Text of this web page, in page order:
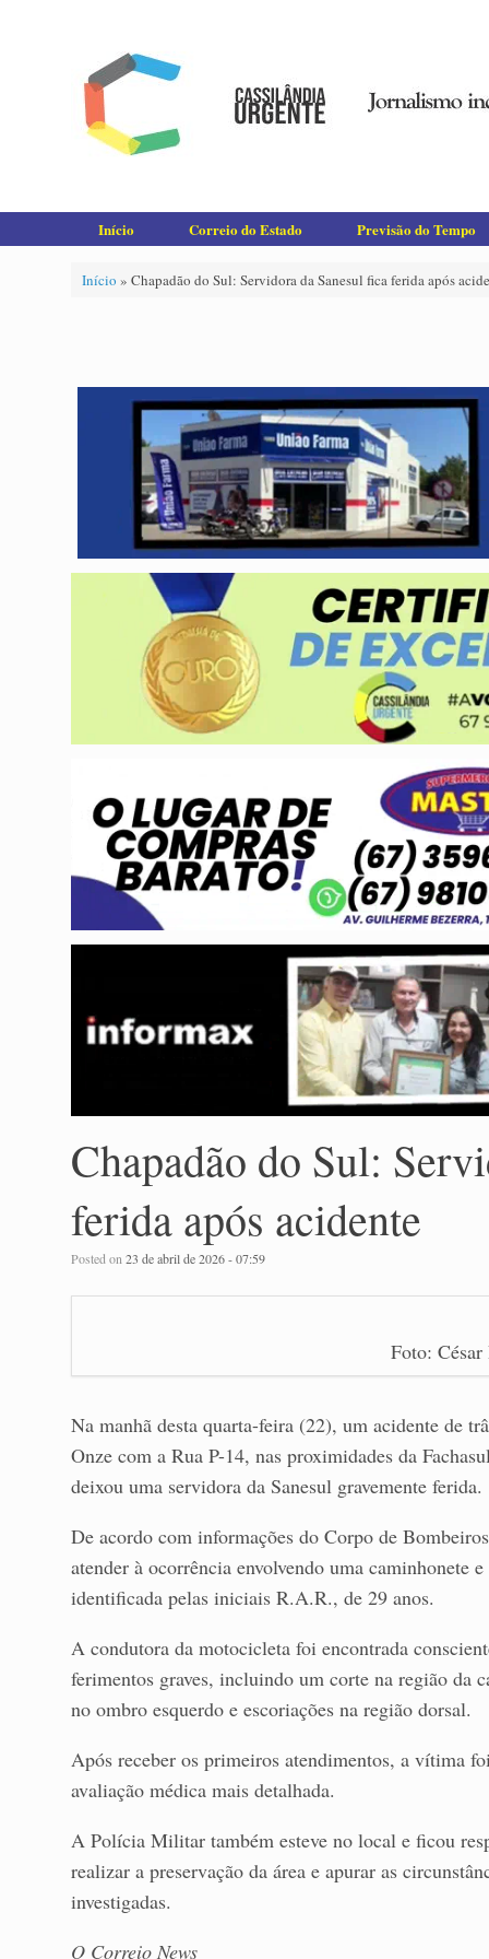
Início Correio do Estado Previsão do Tempo
Início » Chapadão do Sul: Servidora da Sanesul fica ferida após
Chapadão do Sul:
ferida após acidente
Posted on23 de abril de 2026 - 07:59
Foto: César
Na manhã desta quarta-feira (22), um acidente de
Onze com a Rua P-14, nas proximidades da
deixou uma servidora da Sanesul gravemente ferida.
De acordo com informações do Corpo de
atender à ocorrência envolvendo uma caminhonete
identificada pelas iniciais R.A.R., de 29 anos.
A condutora da motocicleta foi encontrada
ferimentos graves, incluindo um corte na região da
no ombro esquerdo e escoriações na região dorsal.
Após receber os primeiros atendimentos, a vítima
avaliação médica mais detalhada.
A Polícia Militar também esteve no local e ficou
realizar a preservação da área e apurar as
investigadas.
O Correio News